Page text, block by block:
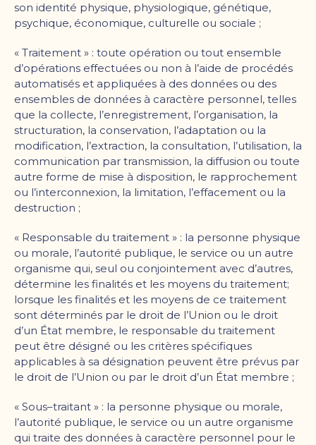
son identité physique, physiologique, génétique,
psychique, économique, culturelle ou sociale ;
« Traitement » : toute opération ou tout ensemble
d’opérations effectuées ou non à l’aide de procédés
automatisés et appliquées à des données ou des
ensembles de données à caractère personnel, telles
que la collecte, l’enregistrement, l’organisation, la
structuration, la conservation, l’adaptation ou la
modification, l’extraction, la consultation, l’utilisation, la
communication par transmission, la diffusion ou toute
autre forme de mise à disposition, le rapprochement
ou l’interconnexion, la limitation, l’effacement ou la
destruction ;
« Responsable du traitement » : la personne physique
ou morale, l’autorité publique, le service ou un autre
organisme qui, seul ou conjointement avec d’autres,
détermine les finalités et les moyens du traitement;
lorsque les finalités et les moyens de ce traitement
sont déterminés par le droit de l’Union ou le droit
d’un État membre, le responsable du traitement
peut être désigné ou les critères spécifiques
applicables à sa désignation peuvent être prévus par
le droit de l’Union ou par le droit d’un État membre ;
« Sous–traitant » : la personne physique ou morale,
l’autorité publique, le service ou un autre organisme
qui traite des données à caractère personnel pour le